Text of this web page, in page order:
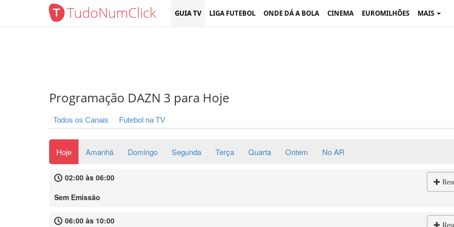
TudoNumClick GUIA TV LIGA FUTEBOL ONDE DÁ A BOLA CINEMA EUROMILHÕES MAIS
Programação DAZN 3 para Hoje
Todos os Canais Futebol na TV
Hoje Amanhã Domingo Segunda Terça Quarta Ontem No AR
02:00 às 06:00
Sem Emissão
06:00 às 10:00